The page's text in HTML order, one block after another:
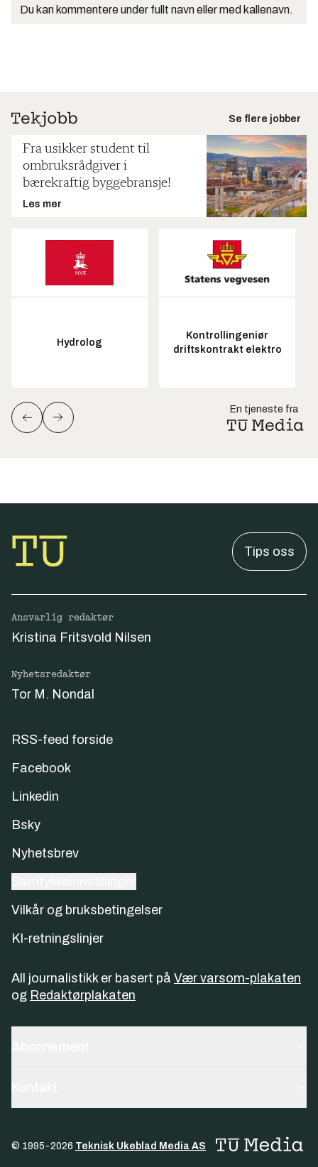
Du kan kommentere under fullt navn eller med kallenavn.
Se flere jobber
Fra usikker student til
ombruksrådgiver i
bærekraftig byggebransje!
Les mer
Hydrolog
Kontrollingeniør
driftskontrakt elektro
En tjeneste fra
Tips oss
Ansvarlig redaktør
Kristina Fritsvold Nilsen
Nyhetsredaktør
Tor M. Nondal
RSS-feed forside
Facebook
Linkedin
Bsky
Nyhetsbrev
Vilkår og bruksbetingelser
KI-retningslinjer
All journalistikk er basert på Vær varsom-plakaten
og Redaktørplakaten
© 1995-2026 Teknisk Ukeblad Media AS